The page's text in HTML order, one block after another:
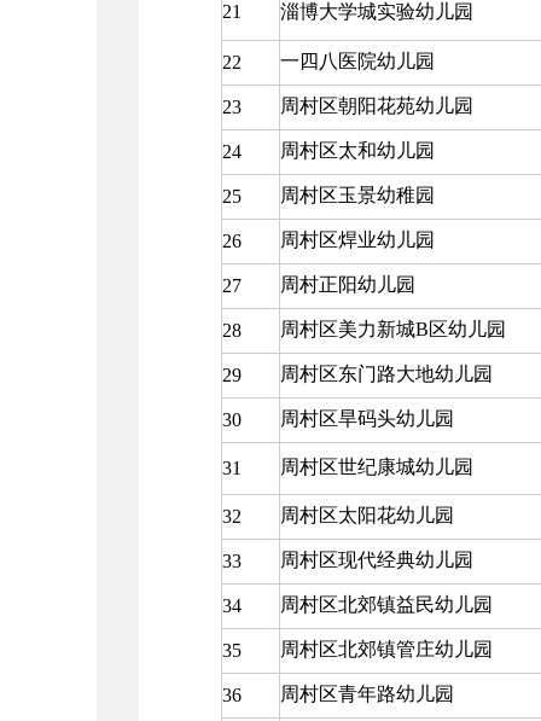
21 淄博大学城实验幼儿园
22 一四八医院幼儿园
23 周村区朝阳花苑幼儿园
24 周村区太和幼儿园
25 周村区玉景幼稚园
26 周村区焊业幼儿园
27 周村正阳幼儿园
28 周村区美力新城B区幼儿园
29 周村区东门路大地幼儿园
30 周村区旱码头幼儿园
31 周村区世纪康城幼儿园
32 周村区太阳花幼儿园
33 周村区现代经典幼儿园
34 周村区北郊镇益民幼儿园
35 周村区北郊镇管庄幼儿园
36 周村区青年路幼儿园